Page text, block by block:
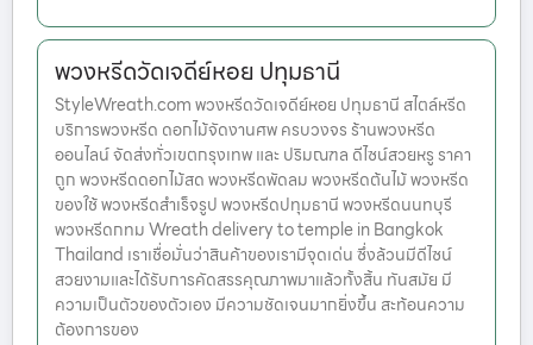
พวงหรีดวัดเจดีย์หอย ปทุมธานี
StyleWreath.com พวงหรีดวัดเจดีย์หอย ปทุมธานี สไตล์หรีด
บริการพวงหรีด ดอกไม้จัดงานศพ ครบวงจร ร้านพวงหรีด
ออนไลน์ จัดส่งทั่วเขตกรุงเทพ และ ปริมณฑล ดีไซน์สวยหรู ราคา
ถูก พวงหรีดดอกไม้สด พวงหรีดพัดลม พวงหรีดต้นไม้ พวงหรีด
ของใช้ พวงหรีดสำเร็จรูป พวงหรีดปทุมธานี พวงหรีดนนทบุรี
พวงหรีดกทม Wreath delivery to temple in Bangkok
Thailand เราเชื่อมั่นว่าสินค้าของเรามีจุดเด่น ซึ่งล้วนมีดีไซน์
สวยงามและได้รับการคัดสรรคุณภาพมาแล้วทั้งสิ้น ทันสมัย มี
ความเป็นตัวของตัวเอง มีความชัดเจนมากยิ่งขึ้น สะท้อนความ
ต้องการของ